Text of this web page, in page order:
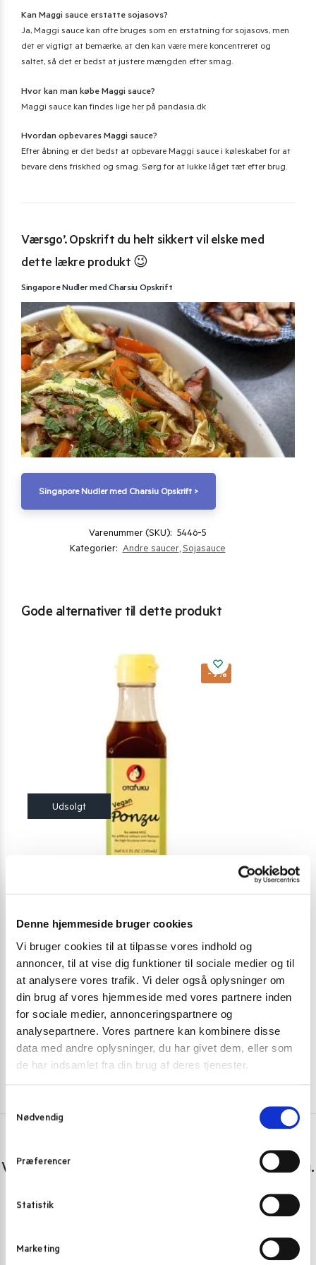
Denne hjemmeside bruger cookies
Vi bruger cookies til at tilpasse vores indhold og
annoncer, til at vise dig funktioner til sociale medier og til
at analysere vores trafik. Vi deler også oplysninger om
din brug af vores hjemmeside med vores partnere inden
for sociale medier, annonceringspartnere og
analysepartnere. Vores partnere kan kombinere disse
data med andre oplysninger, du har givet dem, eller som
de har indsamlet fra din brug af deres tjenester.
y
Nødvendig
Præferencer
Statistik
Marketing
Kan Maggi sauce erstatte sojasovs?
Ja, Maggi sauce kan ofte bruges som en erstatning for sojasovs, men
det er vigtigt at bemærke, at den kan være mere koncentreret og
saltet, så det er bedst at justere mængden efter smag.
Hvor kan man købe Maggi sauce?
Maggi sauce kan findes lige her på pandasia.dk
Hvordan opbevares Maggi sauce?
Efter åbning er det bedst at opbevare Maggi sauce i køleskabet for at
bevare dens friskhed og smag. Sørg for at lukke låget tæt efter brug.
Værsgo’. Opskrift du helt sikkert vil elske med
dette lækre produkt 😉
Singapore Nudler med Charsiu Opskrift
Singapore Nudler med Charsiu Opskrift >
Varenummer (SKU): 5446-5
Kategorier: Andre saucer, Sojasauce
Gode alternativer til dette produkt
-9%
PONZU,SOJASAUCE
Otafuku Ponzu Citrus Seasoned Soja Sauce 195 ml.
54,00kr. 49,00kr.
Skriv mig op
69,00
Har du spørgsmål eller brug for hjælp?
Vi er lige her. Kundeservice sidder klar til at hjælpe dig.